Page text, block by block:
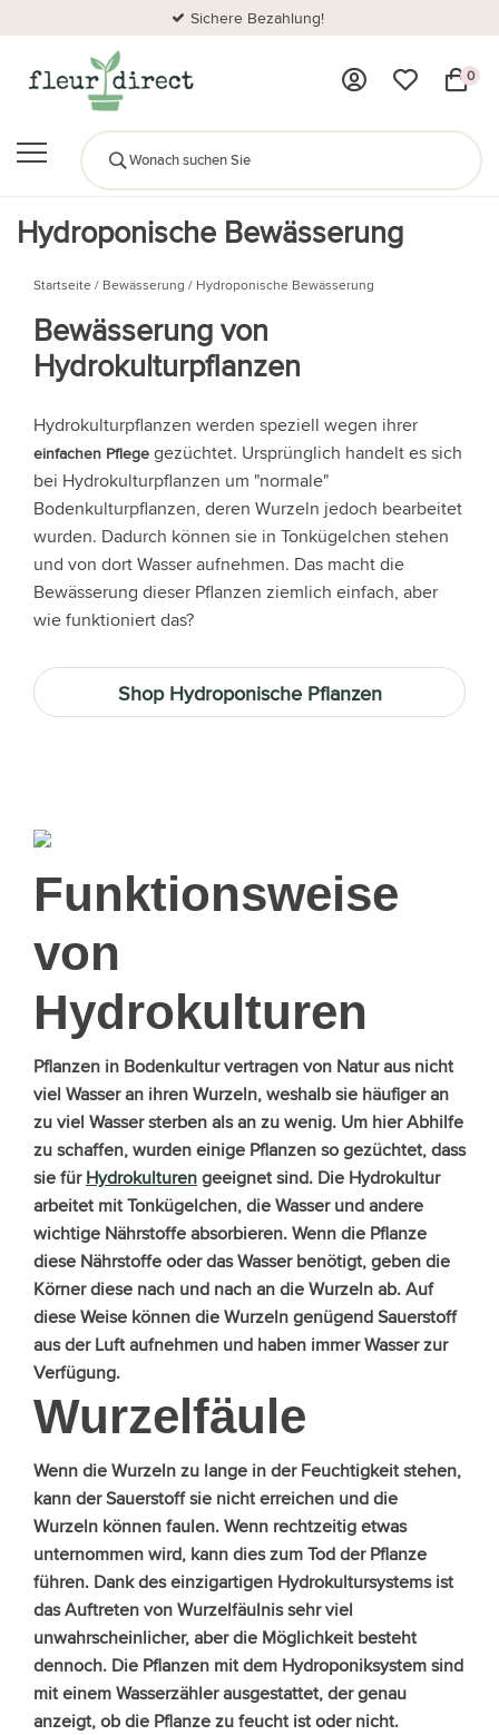
Sichere Bezahlung!
0
Hydroponische Bewässerung
Startseite/ Bewässerung / Hydroponische Bewässerung
Bewässerung von
Hydrokulturpflanzen
Hydrokulturpflanzen werden speziell wegen ihrer
einfachen Pflege gezüchtet. Ursprünglich handelt es sich
bei Hydrokulturpflanzen um "normale"
Bodenkulturpflanzen, deren Wurzeln jedoch bearbeitet
wurden. Dadurch können sie in Tonkügelchen stehen
und von dort Wasser aufnehmen. Das macht die
Bewässerung dieser Pflanzen ziemlich einfach, aber
wie funktioniert das?
Shop Hydroponische Pflanzen
Funktionsweise
von
Hydrokulturen
Pflanzen in Bodenkultur vertragen von Natur aus nicht
viel Wasser an ihren Wurzeln, weshalb sie häufiger an
zu viel Wasser sterben als an zu wenig. Um hier Abhilfe
zu schaffen, wurden einige Pflanzen so gezüchtet, dass
sie fürHydrokulturengeeignet sind. Die Hydrokultur
arbeitet mit Tonkügelchen, die Wasser und andere
wichtige Nährstoffe absorbieren. Wenn die Pflanze
diese Nährstoffe oder das Wasser benötigt, geben die
Körner diese nach und nach an die Wurzeln ab. Auf
diese Weise können die Wurzeln genügend Sauerstoff
aus der Luft aufnehmen und haben immer Wasser zur
Verfügung.
Wurzelfäule
Wenn die Wurzeln zu lange in der Feuchtigkeit stehen,
kann der Sauerstoff sie nicht erreichen und die
Wurzeln können faulen. Wenn rechtzeitig etwas
unternommen wird, kann dies zum Tod der Pflanze
führen. Dank des einzigartigen Hydrokultursystems ist
das Auftreten von Wurzelfäulnis sehr viel
unwahrscheinlicher, aber die Möglichkeit besteht
dennoch. Die Pflanzen mit dem Hydroponiksystem sind
mit einem Wasserzähler ausgestattet, der genau
anzeigt, ob die Pflanze zu feucht ist oder nicht.